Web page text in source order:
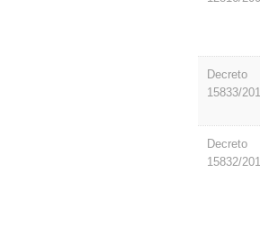
Decreto
15833/
Decreto
15832/